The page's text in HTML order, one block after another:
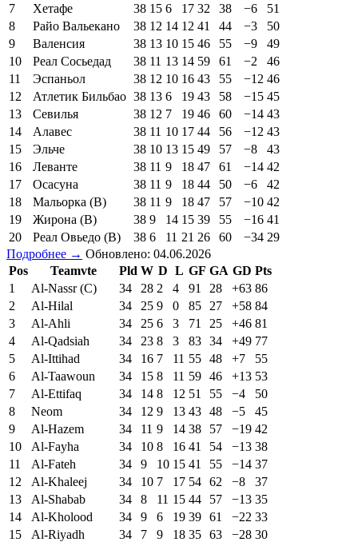
7
Хетафе 38 15 6 17 32 38 −6
51
8
Райо Вальекано 38 12 14 12 41 44 −3
50
9
Валенсия 38 13 10 15 46 55 −9
49
10
Реал Сосьедад 38 11 13 14 59 61 −2
46
11
Эспаньол 38 12 10 16 43 55 −12 46
12
Атлетик Бильбао 38 13 6 19 43 58 −15 45
13
Севилья 38 12 7 19 46 60 −14 43
14
Алавес 38 11 10 17 44 56 −12 43
15
Эльче 38 10 13 15 49 57 −8
43
16
Леванте 38 11 9 18 47 61 −14 42
17
Осасуна 38 11 9 18 44 50 −6
42
18
Мальорка (В) 38 11 9 18 47 57 −10 42
19
Жирона (В) 38 9 14 15 39 55 −16 41
20
Реал Овьедо (В) 38 6 11 21 26 60 −34 29
Подробнее → Обновлено: 04.06.2026
Pos
Teamvte Pld W D L GF GA GD Pts
1
Al-Nassr (C) 34 28 2 4 91 28 +63 86
2
Al-Hilal 34 25 9 0 85 27 +58 84
3
Al-Ahli 34 25 6 3 71 25 +46 81
4
Al-Qadsiah 34 23 8 3 83 34 +49 77
5
Al-Ittihad 34 16 7 11 55 48 +7
55
6
Al-Taawoun 34 15 8 11 59 46 +13 53
7
Al-Ettifaq 34 14 8 12 51 55 −4
50
8
Neom 34 12 9 13 43 48 −5
45
9
Al-Hazem 34 11 9 14 38 57 −19 42
10
Al-Fayha 34 10 8 16 41 54 −13 38
11
Al-Fateh 34 9 10 15 41 55 −14 37
12
Al-Khaleej 34 10 7 17 54 62 −8
37
13
Al-Shabab 34 8 11 15 44 57 −13 35
14
Al-Kholood 34 9 6 19 39 61 −22 33
15
Al-Riyadh 34 7 9 18 35 63 −28 30